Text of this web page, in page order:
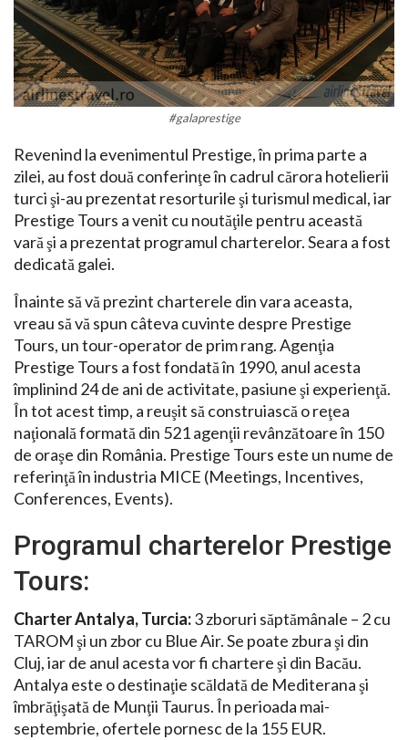
#galaprestige
Revenind la evenimentul Prestige, în prima parte a
zilei, au fost două conferinţe în cadrul cărora hotelierii
turci şi-au prezentat resorturile şi turismul medical, iar
Prestige Tours a venit cu noutăţile pentru această
vară şi a prezentat programul charterelor. Seara a fost
dedicată galei.
Înainte să vă prezint charterele din vara aceasta,
vreau să vă spun câteva cuvinte despre Prestige
Tours, un tour-operator de prim rang. Agenţia
Prestige Tours a fost fondată în 1990, anul acesta
împlinind 24 de ani de activitate, pasiune şi experienţă.
În tot acest timp, a reuşit să construiască o reţea
naţională formată din 521 agenţii revânzătoare în 150
de oraşe din România. Prestige Tours este un nume de
referinţă în industria MICE (Meetings, Incentives,
Conferences, Events).
Programul charterelor Prestige
Tours:
Charter Antalya, Turcia:3 zboruri săptămânale – 2 cu
TAROM şi un zbor cu Blue Air. Se poate zbura şi din
Cluj, iar de anul acesta vor fi chartere şi din Bacău.
Antalya este o destinaţie scăldată de Mediterana şi
îmbrăţişată de Munţii Taurus. În perioada mai-
septembrie, ofertele pornesc de la 155 EUR.